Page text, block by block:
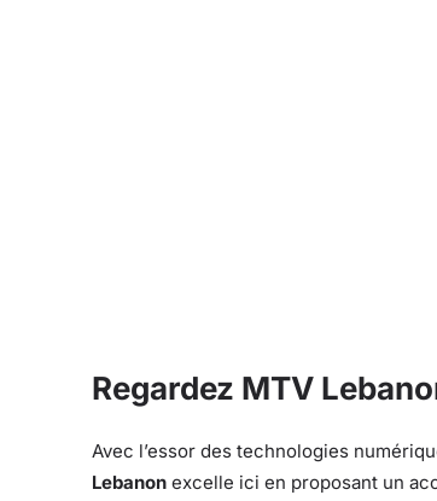
Regardez MTV
Avec l’essor des technologies
Lebanon excelle ici en proposant un